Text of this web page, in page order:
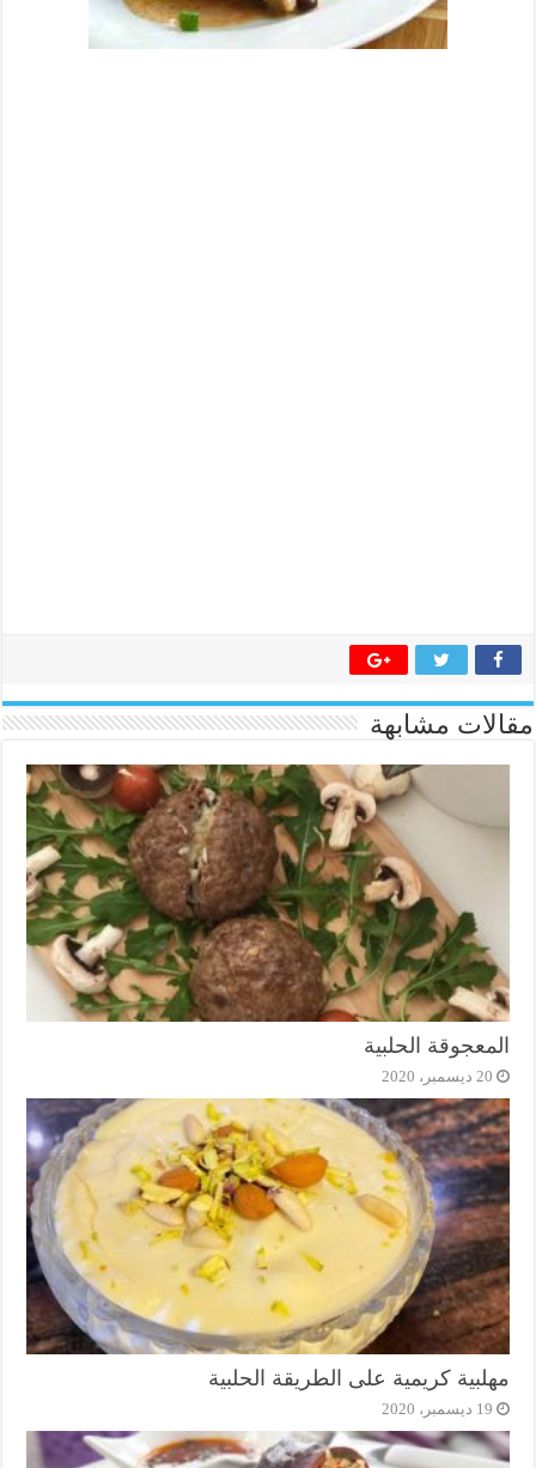
مقالات مشابهة
المعجوقة الحلبية
20 ديسمبر، 2020
مهلبية كريمية على الطريقة الحلبية
19 ديسمبر، 2020